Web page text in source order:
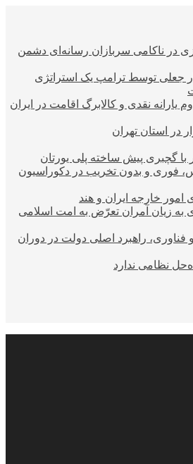
در ناکامی سربازان رسانه‌ای دشمن
جعلی توسط ترامپ یک استراتژی
یارانه نقدی و کالابرگ اقامت در ایران
در استان تهران
با گچبری پیش ساخته پلی یورتان
فوری و بدون تخریب در دکوراسیون
امور خارجه ایران و هند
به زیان آمران تعرّض به امت اسلامی
راهبرد اصلی دولت در دوران
نظامی ندارد